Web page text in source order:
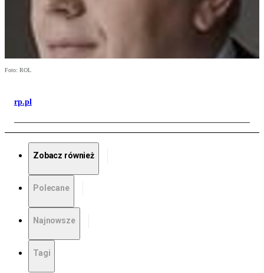
Foto: ROL
rp.pl
Zobacz również
Polecane
Najnowsze
Tagi